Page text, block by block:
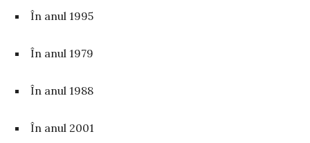
În anul 1995
În anul 1979
În anul 1988
În anul 2001